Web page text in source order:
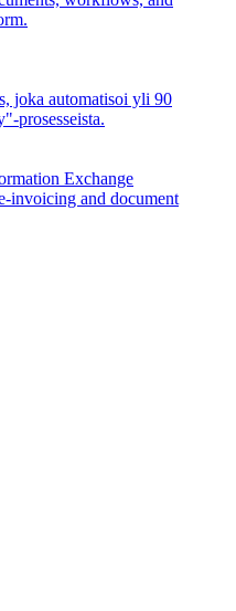
joka automatisoi yli 90
prosesseista.
Exchange
invoicing and document